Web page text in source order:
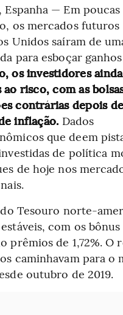
Espanha — Em
os mercados
Unidos saíram de
para esboçar
os investidores
risco, com as
contrárias depois
inflação. Dados
que deem
de política
de hoje nos
Tesouro norte-
com os bônus
prêmios de 1,72%. O
caminhavam para o
outubro de 2019.